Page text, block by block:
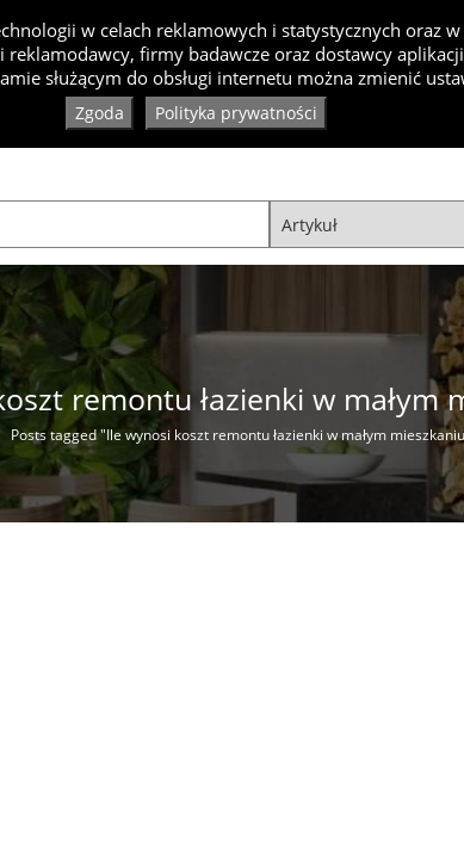
Artykuły Produkty Specjaliści
remontu łazienki w małym
Posts tagged "Ile wynosi koszt remontu łazienki w małym
w celach reklamowych i statystycznych oraz
firmy badawcze oraz dostawcy
służącym do obsługi internetu można zmienić
Zgoda Polityka prywatności